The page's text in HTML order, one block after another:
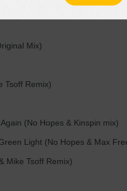
Mix)
Tsoff Remix)
(No Hopes & Kinspin mix)
Light (No Hopes & Max
Mike Tsoff Remix)